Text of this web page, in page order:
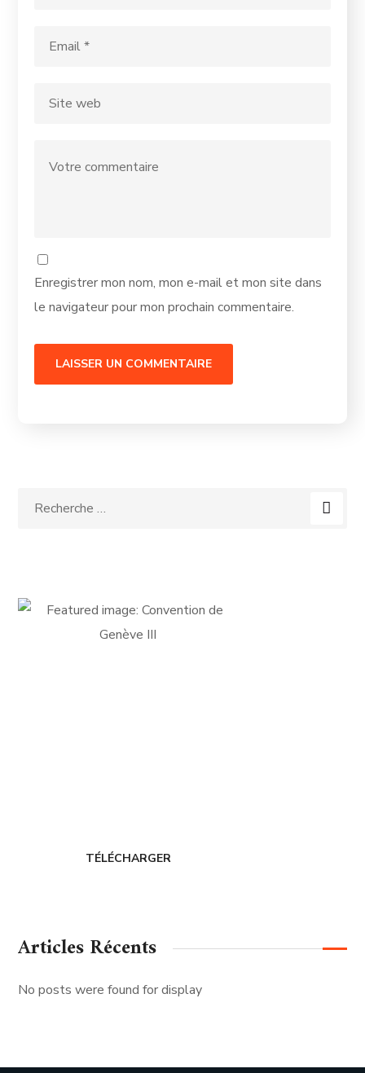
Enregistrer mon nom, mon e-mail et mon site dans
le navigateur pour mon prochain commentaire.
TÉLÉCHARGER
Articles Récents
No posts were found for display